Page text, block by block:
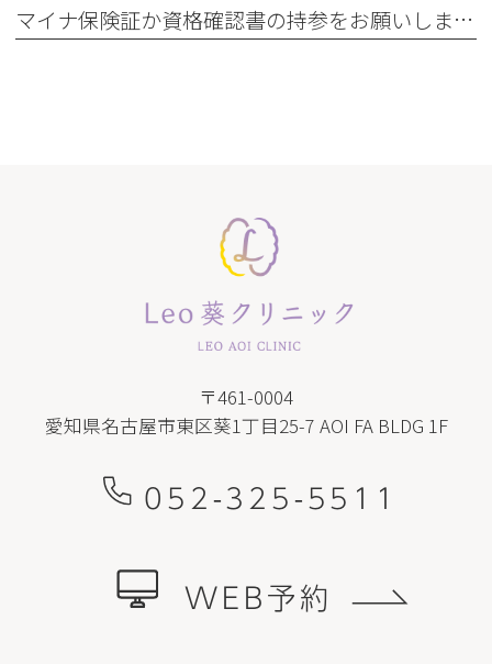
マイナ保険証か資格確認書の持参をお願いします
〒461-0004
愛知県名古屋市東区葵1丁目25-7 AOI FA BLDG 1F
052-325-5511
WEB予約